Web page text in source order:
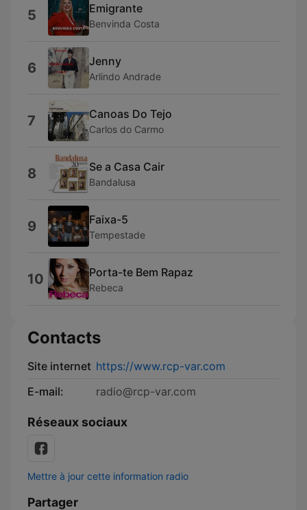
5 Emigrante
Benvinda Costa
6 Jenny
Arlindo Andrade
7 Canoas Do Tejo
Carlos do Carmo
8 Se a Casa Cair
Bandalusa
9 Faixa-5
Tempestade
10 Porta-te Bem Rapaz
Rebeca
Contacts
Site internet https://www.rcp-var.com
E-mail:
radio@rcp-var.com
Réseaux sociaux
Mettre à jour cette information radio
Partager